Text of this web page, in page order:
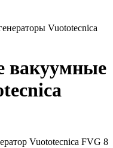
Vuototecnica
вакуумные